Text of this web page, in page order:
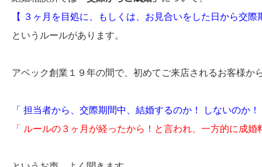
【 ３ヶ月を目処に、もしくは、お見合いをした日から交
というルールがあります。
アベック創業１９年の間で、初めてご来店されるお客様
「 担当者から、交際期間中、結婚するのか！ しないのか
「 ルールの３ヶ月が経ったから！と言われ、一方的に成